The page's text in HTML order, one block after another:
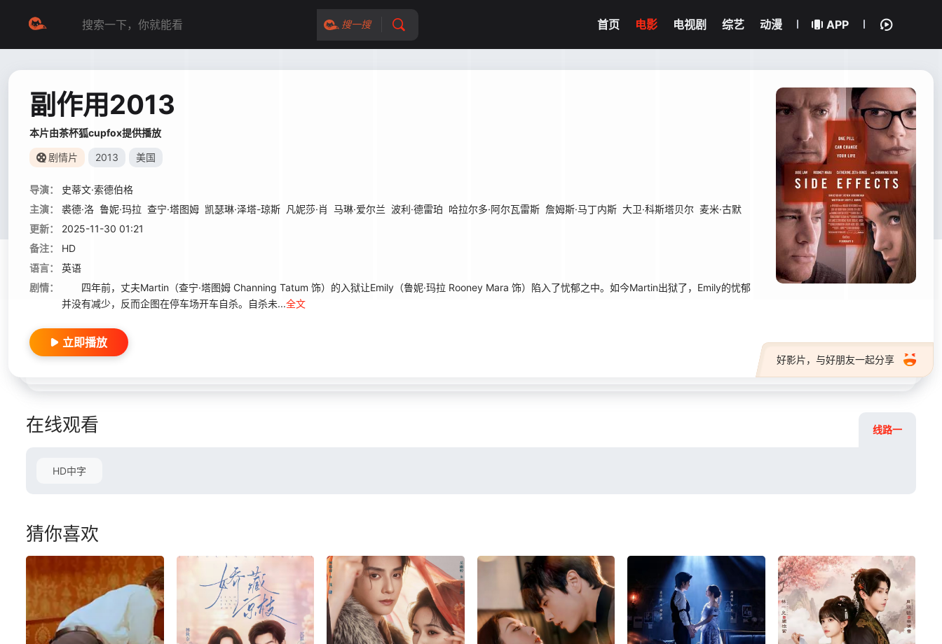
搜一搜 首页 电影 电视剧 综艺 动漫 APP
副作用2013
本片由茶杯狐cupfox提供播放
剧情片 2013 美国
导演：
史蒂文·索德伯格
主演：
裘德·洛 鲁妮·玛拉 查宁·塔图姆 凯瑟琳·泽塔-琼斯 凡妮莎·肖 马琳·爱尔兰 波利·德雷珀 哈拉尔多·阿尔瓦雷斯 詹姆斯·马丁内斯 大卫·科斯塔贝尔 麦米·古默
更新：
2025-11-30 01:21
备注：
HD
语言：
英语
剧情：
四年前，丈夫Martin（查宁·塔图姆 Channing Tatum 饰）的入狱让Emily（鲁妮·玛拉 Rooney Mara 饰）陷入了忧郁之中。如今Martin出狱了，Emily的忧郁
并没有减少，反而企图在停车场开车自杀。自杀未...全文
好影片，与好朋友一起分享
立即播放
在线观看 线路一
HD中字
猜你喜欢